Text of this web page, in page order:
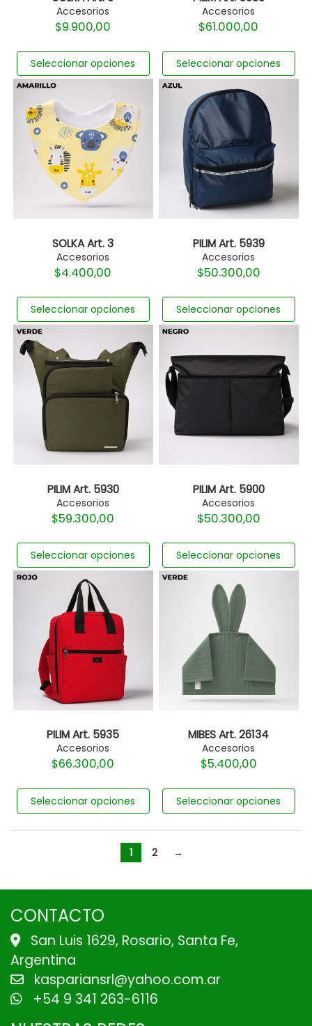
Accesorios
$9.900,00
Seleccionar opciones
Accesorios
$61.000,00
Seleccionar opciones
SOLKA Art. 3
Accesorios
$4.400,00
Seleccionar opciones
PILIM Art. 5939
Accesorios
$50.300,00
Seleccionar opciones
PILIM Art. 5930
Accesorios
$59.300,00
Seleccionar opciones
PILIM Art. 5900
Accesorios
$50.300,00
Seleccionar opciones
PILIM Art. 5935
Accesorios
$66.300,00
Seleccionar opciones
MIBES Art. 26134
Accesorios
$5.400,00
Seleccionar opciones
1 2 →
CONTACTO
San Luis 1629, Rosario, Santa Fe,
Argentina
kaspariansrl@yahoo.com.ar
+54 9 341 263-6116